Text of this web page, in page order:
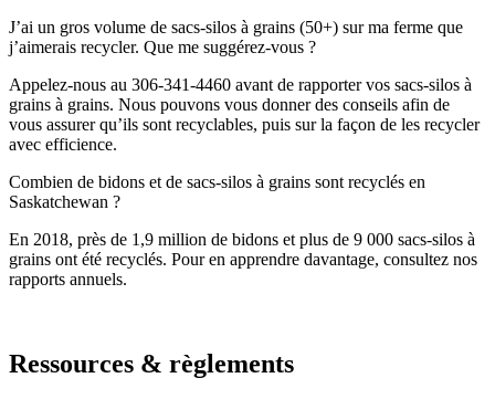
J’ai un gros volume de sacs-silos à grains (50+) sur ma ferme que
j’aimerais recycler. Que me suggérez-vous ?
Appelez-nous au 306-341-4460 avant de rapporter vos sacs-silos à
grains à grains. Nous pouvons vous donner des conseils afin de
vous assurer qu’ils sont recyclables, puis sur la façon de les recycler
avec efficience.
Combien de bidons et de sacs-silos à grains sont recyclés en
Saskatchewan ?
En 2018, près de 1,9 million de bidons et plus de 9 000 sacs-silos à
grains ont été recyclés. Pour en apprendre davantage, consultez nos
rapports annuels.
Ressources & règlements